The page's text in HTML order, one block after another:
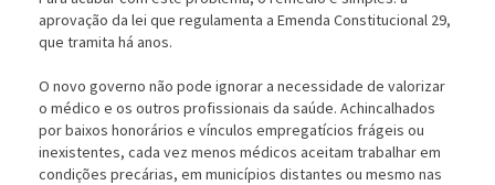
aprovação da lei que regulamenta a Emenda Constitucional 29,
que tramita há anos.
O novo governo não pode ignorar a necessidade de valorizar
o médico e os outros profissionais da saúde. Achincalhados
por baixos honorários e vínculos empregatícios frágeis ou
inexistentes, cada vez menos médicos aceitam trabalhar em
condições precárias, em municípios distantes ou mesmo nas